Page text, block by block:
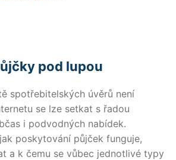
pod lupou
spotřebitelských úvěrů není
se lze setkat s řadou
i podvodných nabídek.
poskytování půjček funguje,
a k čemu se vůbec jednotlivé typy